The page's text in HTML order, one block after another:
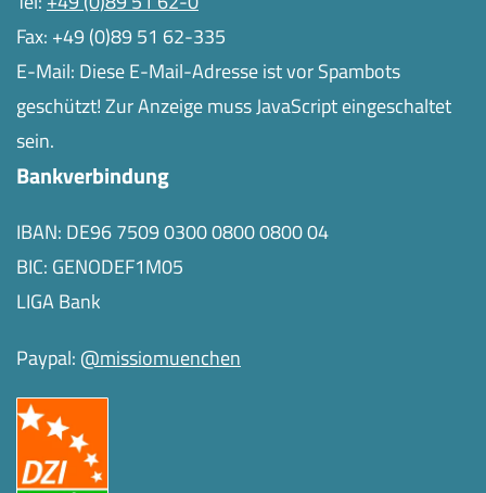
Fax: +49 (0)89 51 62-335
E-Mail: Diese E-Mail-Adresse ist vor Spambots
geschützt! Zur Anzeige muss JavaScript eingeschaltet
sein.
Bankverbindung
IBAN: DE96 7509 0300 0800 0800 04
BIC: GENODEF1M05
LIGA Bank
Paypal: @missiomuenchen